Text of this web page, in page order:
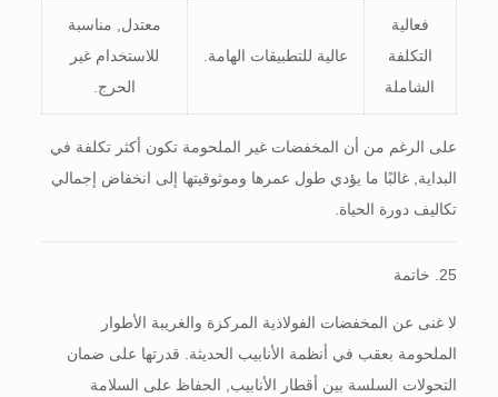
فعالية
التكلفة
الشاملة
عالية للتطبيقات الهامة.
معتدل, مناسبة
للاستخدام غير
الحرج.
على الرغم من أن المخفضات غير الملحومة تكون أكثر تكلفة في
البداية, غالبًا ما يؤدي طول عمرها وموثوقيتها إلى انخفاض إجمالي
تكاليف دورة الحياة.
25. خاتمة
لا غنى عن المخفضات الفولاذية المركزة والغريبة الأطوار
الملحومة بعقب في أنظمة الأنابيب الحديثة. قدرتها على ضمان
التحولات السلسة بين أقطار الأنابيب, الحفاظ على السلامة